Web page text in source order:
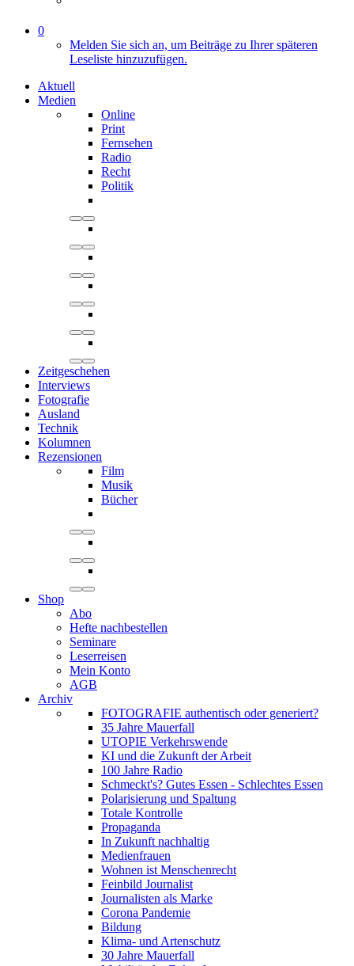
0
Melden Sie sich an, um Beiträge zu Ihrer späteren
Leseliste hinzuzufügen.
Aktuell
Medien
Online
Print
Fernsehen
Radio
Recht
Politik
Zeitgeschehen
Interviews
Fotografie
Ausland
Technik
Kolumnen
Rezensionen
Film
Musik
Bücher
Shop
Abo
Hefte nachbestellen
Seminare
Leserreisen
Mein Konto
AGB
Archiv
FOTOGRAFIE authentisch oder generiert?
35 Jahre Mauerfall
UTOPIE Verkehrswende
KI und die Zukunft der Arbeit
100 Jahre Radio
Schmeckt's? Gutes Essen - Schlechtes Essen
Polarisierung und Spaltung
Totale Kontrolle
Propaganda
In Zukunft nachhaltig
Medienfrauen
Wohnen ist Menschenrecht
Feinbild Journalist
Journalisten als Marke
Corona Pandemie
Bildung
Klima- und Artenschutz
30 Jahre Mauerfall